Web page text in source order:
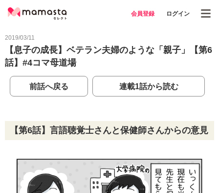
会員登録 ログイン
2019/03/11
【息子の成長】ベテラン夫婦のような「親子」【第6
話】#4コマ母道場
前話へ戻る 連載1話から読む
【第6話】言語聴覚士さんと保健師さんからの意見